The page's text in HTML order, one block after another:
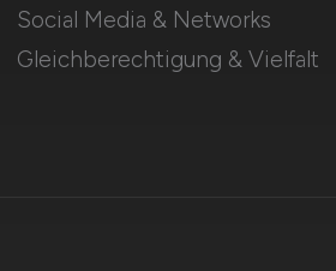
Social Media & Networks
Gleichberechtigung & Vielfalt